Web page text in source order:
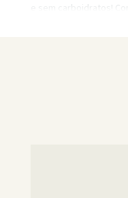
e sem carboidratos!
simples, você pode